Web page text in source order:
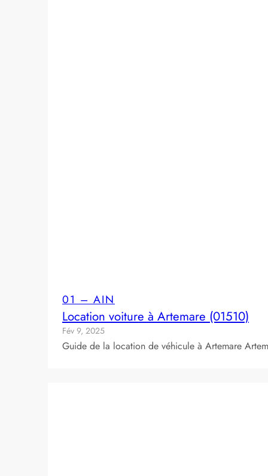
01 – AIN
Location voiture à Artemare (01510)
Fév 9, 2025
Guide de la location de véhicule à Artemare